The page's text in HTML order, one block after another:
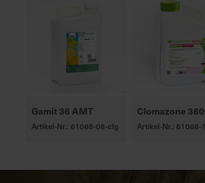
Gamit 36 AMT
Artikel-Nr.: 61066-08-cfg
Clomazone
Artikel-Nr.: 61066-